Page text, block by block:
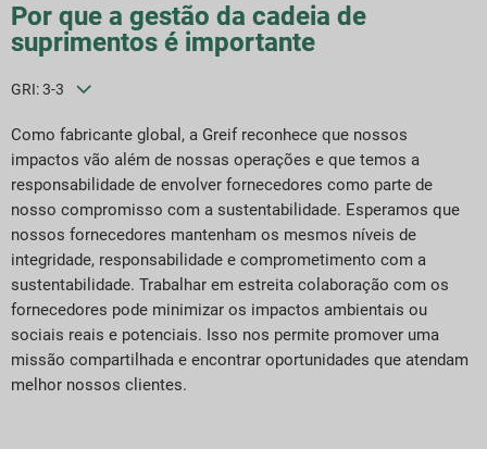
Por que a gestão da cadeia de
suprimentos é importante
GRI: 3-3
Como fabricante global, a Greif reconhece que nossos
impactos vão além de nossas operações e que temos a
responsabilidade de envolver fornecedores como parte de
nosso compromisso com a sustentabilidade. Esperamos que
nossos fornecedores mantenham os mesmos níveis de
integridade, responsabilidade e comprometimento com a
sustentabilidade. Trabalhar em estreita colaboração com os
fornecedores pode minimizar os impactos ambientais ou
sociais reais e potenciais. Isso nos permite promover uma
missão compartilhada e encontrar oportunidades que atendam
melhor nossos clientes.